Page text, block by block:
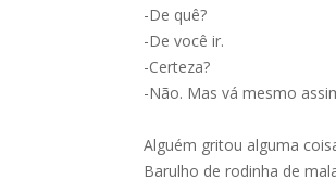
-De quê?
-De você ir.
-Certeza?
-Não. Mas vá mesmo
Alguém gritou alguma
Barulho de rodinha de